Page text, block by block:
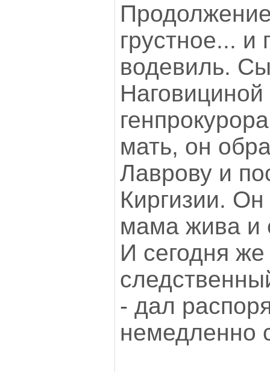
грустное... и
водевиль.
мать, он
Лаврову и
Киргизии. Он
мама жива и
И сегодня
- дал
немедленно